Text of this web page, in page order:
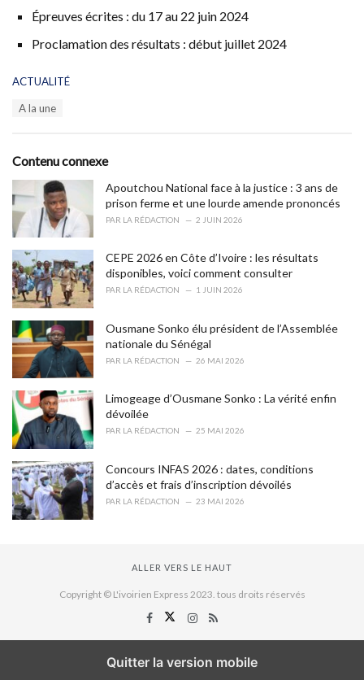
Épreuves écrites : du 17 au 22 juin 2024
Proclamation des résultats : début juillet 2024
C
o
r
i
e
s
:
ACTUALITÉ
:
A la une
Contenu connexe
Apoutchou National face à la justice : 3 ans de
prison ferme et une lourde amende prononcés
PAR LA RÉDACTION 2 JUIN 2026
CEPE 2026 en Côte d’Ivoire : les résultats
disponibles, voici comment consulter
PAR LA RÉDACTION 1 JUIN 2026
Ousmane Sonko élu président de l’Assemblée
nationale du Sénégal
PAR LA RÉDACTION 26 MAI 2026
Limogeage d’Ousmane Sonko : La vérité enfin
dévoilée
PAR LA RÉDACTION 25 MAI 2026
Concours INFAS 2026 : dates, conditions
d’accès et frais d’inscription dévoilés
PAR LA RÉDACTION 23 MAI 2026
ALLER VERS LE HAUT
Copyright © L'ivoirien Express 2023. tous droits réservés
Quitter la version mobile